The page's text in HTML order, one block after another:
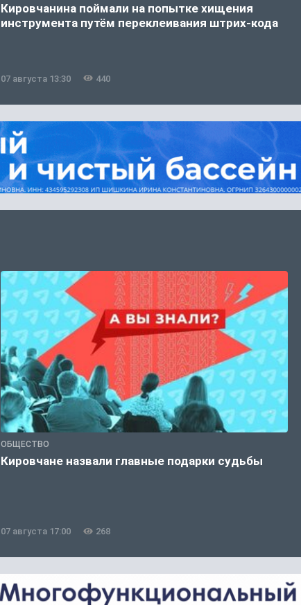
Кировчанина поймали на попытке хищения
инструмента путём переклеивания штрих-кода
07 августа 13:30 440
ОБЩЕСТВО
Кировчане назвали главные подарки судьбы
07 августа 17:00 268